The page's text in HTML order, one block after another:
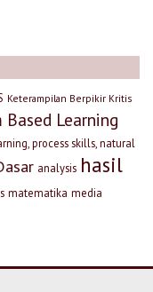
Keterampilan Berpikir Kritis
Based Learning
process skills, natural
analysis hasil
matematika media